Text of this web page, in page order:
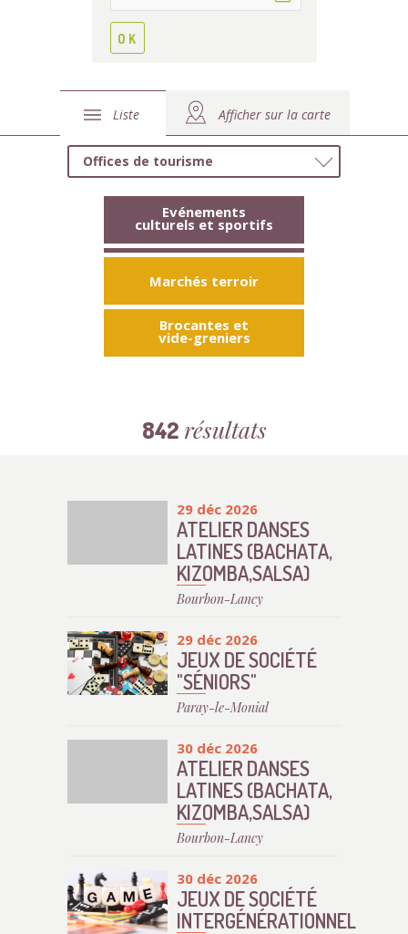
Liste Afficher sur la carte
Offices de tourisme
842résultats
Evénements
culturels et sportifs
Marchés terroir
Brocantes et
vide-greniers
29 déc 2026
ATELIER DANSES
LATINES (BACHATA,
KIZOMBA,SALSA)
Bourbon-Lancy
29 déc 2026
JEUX DE SOCIÉTÉ
"SÉNIORS"
Paray-le-Monial
30 déc 2026
ATELIER DANSES
LATINES (BACHATA,
KIZOMBA,SALSA)
Bourbon-Lancy
30 déc 2026
JEUX DE SOCIÉTÉ
INTERGÉNÉRATIONNEL